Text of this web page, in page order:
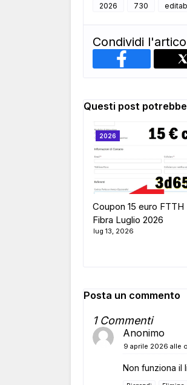
2026 730
Condividi
Questi post
2026
Coupon 15 euro FTTH
Fibra Luglio 2026
lug 13, 2026
Posta un commento
1 Commenti
Anonimo
9 aprile 2026 alle
Non funziona il